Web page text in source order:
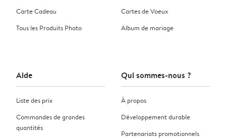
Carte Cadeau
Tous les Produits Photo
Cartes de Voeux
Album de mariage
Aide
Liste des prix
Commandes de grandes
quantités
Qui sommes-nous ?
À propos
Développement durable
Partenariats promotionnels